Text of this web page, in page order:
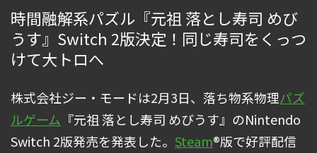
i
n
時間融解系パズル『元祖 落とし寿司 めび
うす』Switch 2版決定！同じ寿司をくっつ
けて大トロへ
株式会社ジー・モードは2月3日、落ち物系物理パズ
ルゲーム 『元祖 落とし寿司 めびうす』のNintendo
Switch 2版発売を発表した。 Steam®版で好評配信